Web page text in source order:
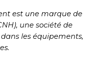
est une marque de
une société de
les équipements,